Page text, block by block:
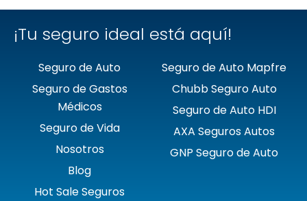
¡Tu seguro ideal está aquí!
Seguro de Auto
Seguro de Gastos
Médicos
Seguro de Vida
Nosotros
Blog
Hot Sale Seguros
Seguro de Auto Mapfre
Chubb Seguro Auto
Seguro de Auto HDI
AXA Seguros Autos
GNP Seguro de Auto